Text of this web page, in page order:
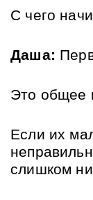
С чего
Даша:
Если их
слишком